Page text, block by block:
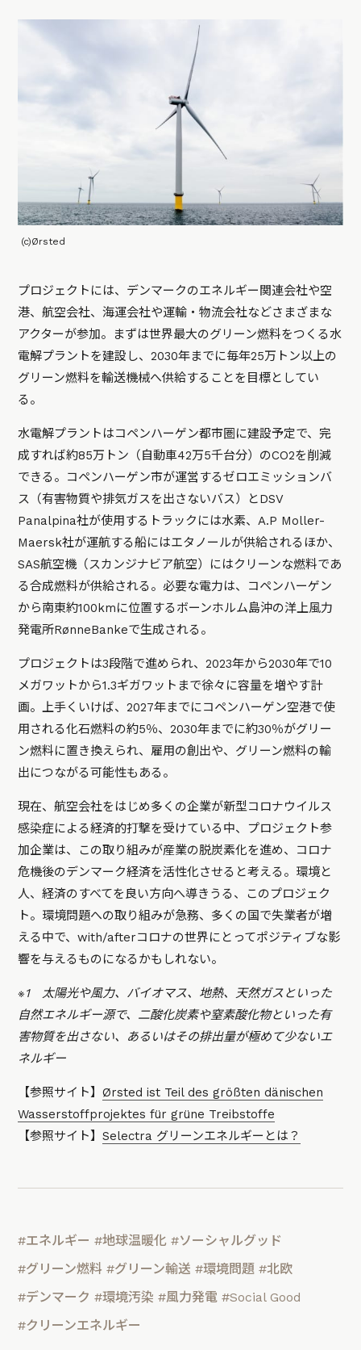
(c)Ørsted
プロジェクトには、デンマークのエネルギー関連会社や空
港、航空会社、海運会社や運輸・物流会社などさまざまな
アクターが参加。まずは世界最大のグリーン燃料をつくる水
電解プラントを建設し、2030年までに毎年25万トン以上の
グリーン燃料を輸送機械へ供給することを目標としてい
る。
水電解プラントはコペンハーゲン都市圏に建設予定で、完
成すれば約85万トン（自動車42万5千台分）のCO2を削減
できる。コペンハーゲン市が運営するゼロエミッションバ
ス（有害物質や排気ガスを出さないバス）とDSV
Panalpina社が使用するトラックには水素、A.P Moller-
Maersk社が運航する船にはエタノールが供給されるほか、
SAS航空機（スカンジナビア航空）にはクリーンな燃料であ
る合成燃料が供給される。必要な電力は、コペンハーゲン
から南東約100kmに位置するボーンホルム島沖の洋上風力
発電所RønneBankeで生成される。
プロジェクトは3段階で進められ、2023年から2030年で10
メガワットから1.3ギガワットまで徐々に容量を増やす計
画。上手くいけば、2027年までにコペンハーゲン空港で使
用される化石燃料の約5％、2030年までに約30％がグリー
ン燃料に置き換えられ、雇用の創出や、グリーン燃料の輸
出につながる可能性もある。
現在、航空会社をはじめ多くの企業が新型コロナウイルス
感染症による経済的打撃を受けている中、プロジェクト参
加企業は、この取り組みが産業の脱炭素化を進め、コロナ
危機後のデンマーク経済を活性化させると考える。環境と
人、経済のすべてを良い方向へ導きうる、このプロジェク
ト。環境問題への取り組みが急務、多くの国で失業者が増
える中で、with/afterコロナの世界にとってポジティブな影
響を与えるものになるかもしれない。
※1 太陽光や風力、バイオマス、地熱、天然ガスといった
自然エネルギー源で、二酸化炭素や窒素酸化物といった有
害物質を出さない、あるいはその排出量が極めて少ないエ
ネルギー
【参照サイト】Ørsted ist Teil des größten dänischen
Wasserstoffprojektes für grüne Treibstoffe
【参照サイト】Selectra グリーンエネルギーとは？
#エネルギー #地球温暖化 #ソーシャルグッド
#グリーン燃料 #グリーン輸送 #環境問題 #北欧
#デンマーク #環境汚染 #風力発電 #Social Good
#クリーンエネルギー